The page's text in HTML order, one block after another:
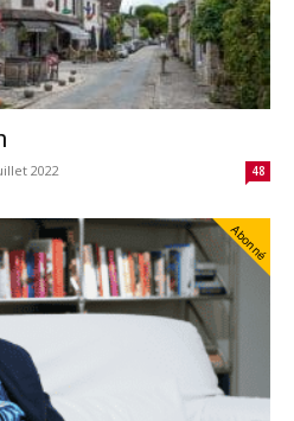
2022 48
Abonné